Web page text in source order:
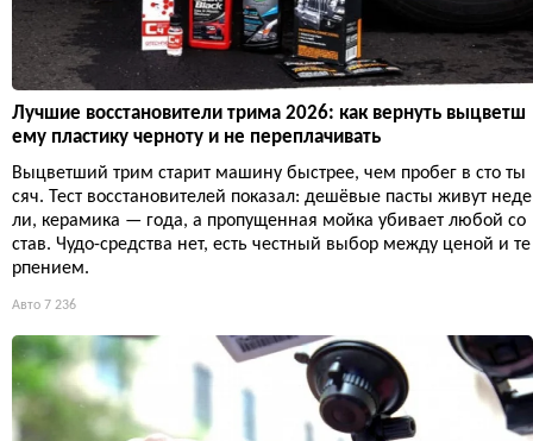
Лучшие восстановители трима 2026: как вернуть выцветш
ему пластику черноту и не переплачивать
Выцветший трим старит машину быстрее, чем пробег в сто ты
сяч. Тест восстановителей показал: дешёвые пасты живут неде
ли, керамика — года, а пропущенная мойка убивает любой со
став. Чудо-средства нет, есть честный выбор между ценой и те
рпением.
Авто 7 236